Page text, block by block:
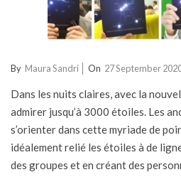
2020-
27
By Maura Sandri On 27 September
Dans les nuits claires, avec la
admirer jusqu’à 3000 étoiles. Les
s’orienter dans cette myriade de
idéalement relié les étoiles à de
des groupes et en créant des